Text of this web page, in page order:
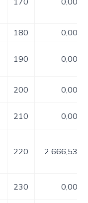
180
0,00
190 0,00
200 0,00
210 0,00
220 2 666,53
230 0,00